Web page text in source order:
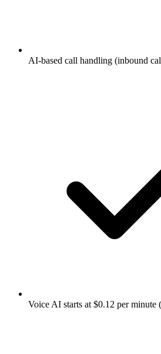
AI-based call handling (inbound
Voice AI starts at $0.12 per